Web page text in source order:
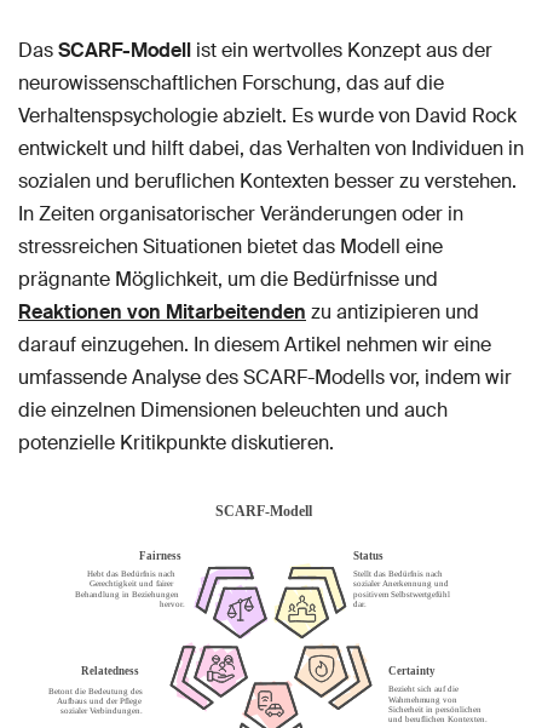
DasSCARF-Modell ist ein wertvolles Konzept aus der
neurowissenschaftlichen Forschung, das auf die
Verhaltenspsychologie abzielt. Es wurde von David Rock
entwickelt und hilft dabei, das Verhalten von Individuen in
sozialen und beruflichen Kontexten besser zu verstehen.
In Zeiten organisatorischer Veränderungen oder in
stressreichen Situationen bietet das Modell eine
prägnante Möglichkeit, um die Bedürfnisse und
Reaktionen von Mitarbeitenden zu antizipieren und
darauf einzugehen. In diesem Artikel nehmen wir eine
umfassende Analyse des SCARF-Modells vor, indem wir
die einzelnen Dimensionen beleuchten und auch
potenzielle Kritikpunkte diskutieren.